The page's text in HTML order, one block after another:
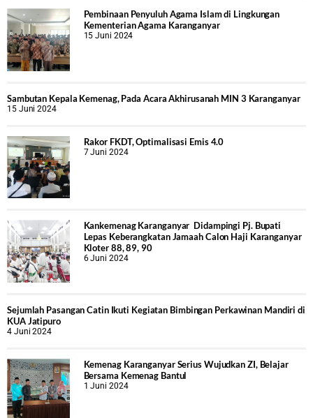
Pembinaan Penyuluh Agama Islam di Lingkungan
Kementerian Agama Karanganyar
15 Juni 2024
Sambutan Kepala Kemenag, Pada Acara Akhirusanah MIN 3 Karanganyar
15 Juni 2024
Rakor FKDT, Optimalisasi Emis 4.0
7 Juni 2024
Kankemenag Karanganyar Didampingi Pj. Bupati
Lepas Keberangkatan Jamaah Calon Haji Karanganyar
Kloter 88, 89, 90
6 Juni 2024
Sejumlah Pasangan Catin Ikuti Kegiatan Bimbingan Perkawinan Mandiri di
KUA Jatipuro
4 Juni 2024
Kemenag Karanganyar Serius Wujudkan ZI, Belajar
Bersama Kemenag Bantul
1 Juni 2024